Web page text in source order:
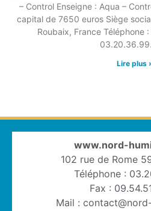
– Control Enseigne : Aqua –
capital de 7650 euros Siège
Roubaix, France Téléphone
Lire plus
www.nord-
102 rue de Rome
Téléphone :
Fax :
Mail :